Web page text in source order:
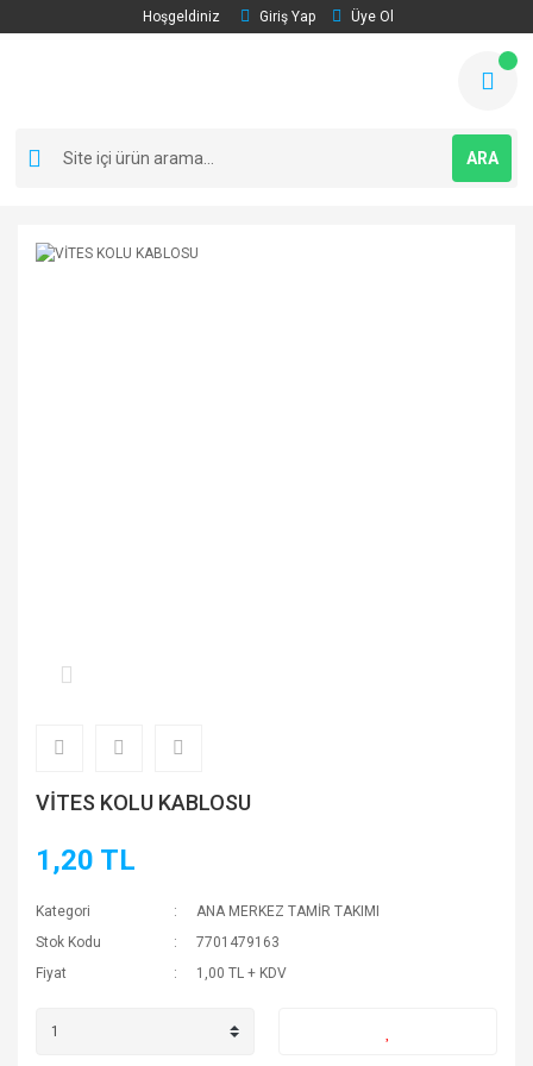
Hoşgeldiniz Giriş Yap Üye Ol
ARA
VİTES KOLU KABLOSU
1,20 TL
Kategori
ANA MERKEZ TAMİR TAKIMI
Stok Kodu
7701479163
Fiyat
1,00 TL + KDV